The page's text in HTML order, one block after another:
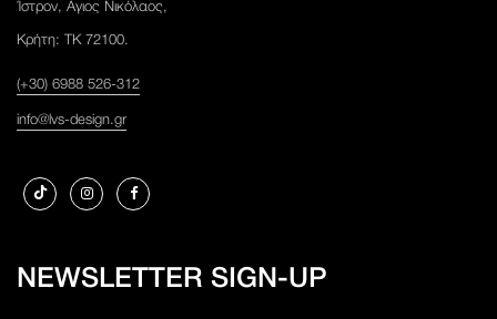
Ίστρον, Αγιος Νικόλαος,
Κρήτη: ΤΚ 72100.
(+30) 6988 526-312
info@lvs-design.gr
NEWSLETTER SIGN-UP